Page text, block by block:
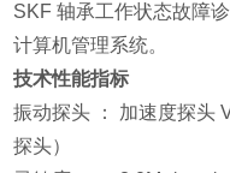
SKF 轴承工作状态故障诊
计算机管理系统。
技术性能指标
振动探头 ： 加速度探头
探头）